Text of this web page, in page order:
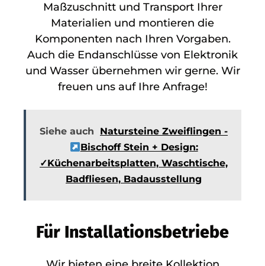
Maßzuschnitt und Transport Ihrer
Materialien und montieren die
Komponenten nach Ihren Vorgaben.
Auch die Endanschlüsse von Elektronik
und Wasser übernehmen wir gerne. Wir
freuen uns auf Ihre Anfrage!
Siehe auch
Natursteine Zweiflingen -
Bischoff Stein + Design:
✓Küchenarbeitsplatten, Waschtische,
Badfliesen, Badausstellung
Für Installationsbetriebe